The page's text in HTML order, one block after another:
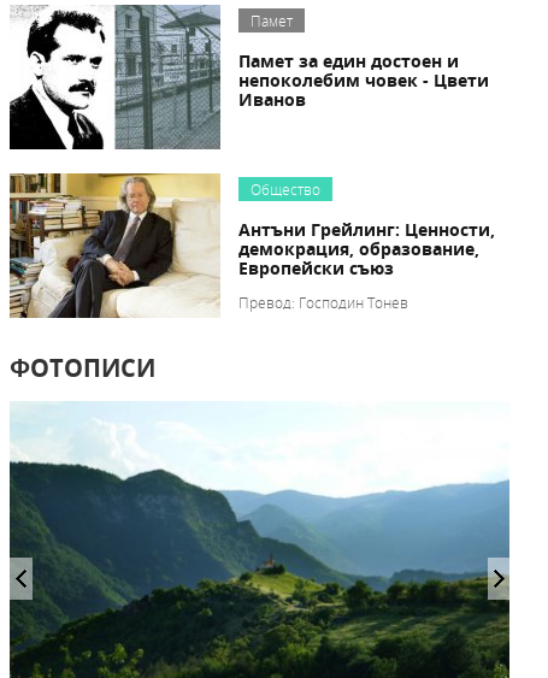
Памет
Памет за един достоен и
непоколебим човек - Цвети
Иванов
Общество
Антъни Грейлинг: Ценности,
демокрация, образование,
Европейски съюз
Превод: Господин Тонев
ФОТОПИСИ